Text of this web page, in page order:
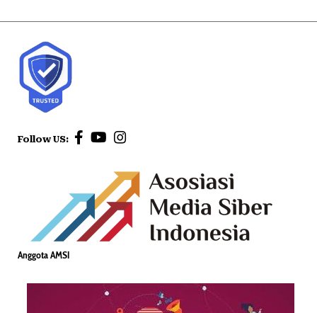
Follow US:
Anggota AMSI